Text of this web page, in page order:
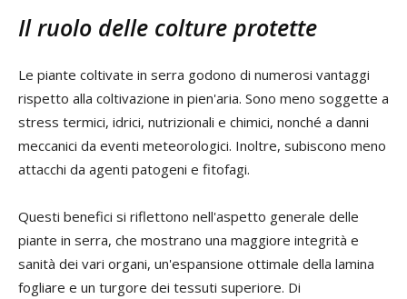
Il ruolo delle colture protette
Le piante coltivate in serra godono di numerosi vantaggi
rispetto alla coltivazione in pien'aria. Sono meno soggette a
stress termici, idrici, nutrizionali e chimici, nonché a danni
meccanici da eventi meteorologici. Inoltre, subiscono meno
attacchi da agenti patogeni e fitofagi.
Questi benefici si riflettono nell'aspetto generale delle
piante in serra, che mostrano una maggiore integrità e
sanità dei vari organi, un'espansione ottimale della lamina
fogliare e un turgore dei tessuti superiore. Di